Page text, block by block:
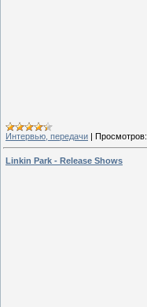
Интервью, передачи | Просмотров:
Linkin Park - Release Shows